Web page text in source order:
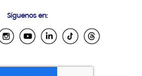
Samsung Ecuador
El Salvador
Honduras
Síguenos en: